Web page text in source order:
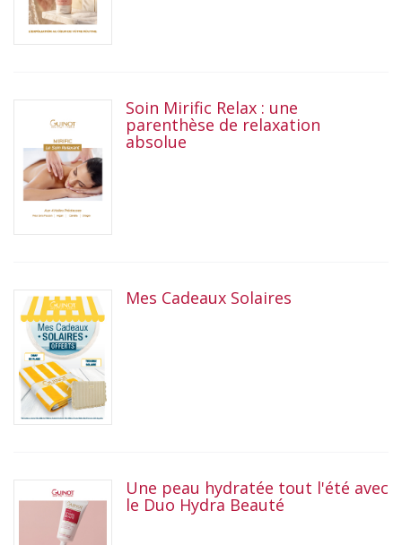
Soin Mirific Relax : une
parenthèse de relaxation
absolue
Mes Cadeaux Solaires
Une peau hydratée tout l'été avec
le Duo Hydra Beauté